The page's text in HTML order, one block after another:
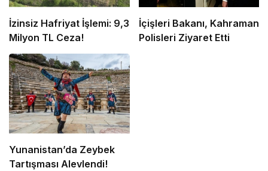
İzinsiz Hafriyat İşlemi: 9,3
Milyon TL Ceza!
İçişleri Bakanı, Kahraman
Polisleri Ziyaret Etti
Yunanistan’da Zeybek
Tartışması Alevlendi!